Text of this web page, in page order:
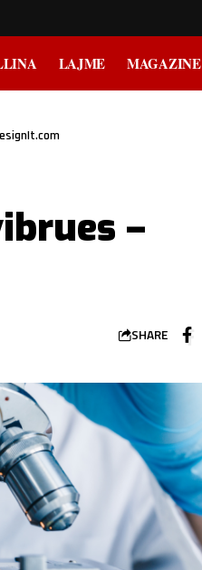
LAJME MAGAZINE
–
SHARE